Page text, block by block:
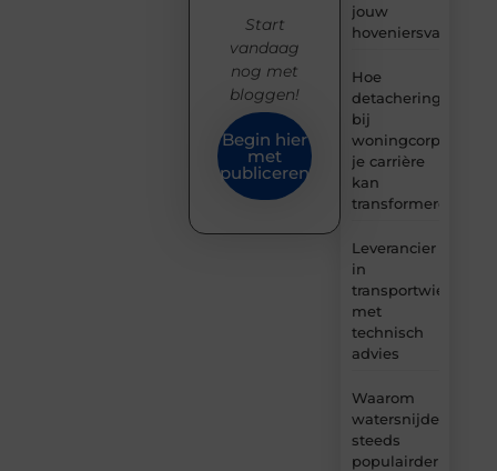
jouw
Hoe
detachering
bij
woningcorporaties
je carrière
kan
transformeren
Leverancier
in
transportwielen
met
technisch
advies
Waarom
watersnijden
steeds
populairder
Start
vandaag
nog met
bloggen!
Begin hier
met
publiceren